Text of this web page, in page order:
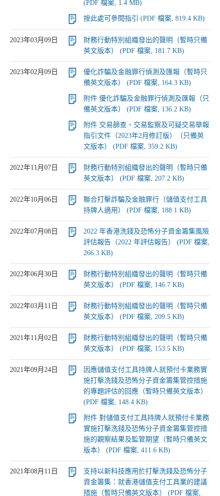
(PDF 檔案, 1.4 MB)
按此處可參閱指引 (PDF 檔案, 819.4 KB)
2023年03月09日
財務行動特別組織發出的聲明（暫時只備
英文版本） (PDF 檔案, 181.7 KB)
2023年02月09日
優化詐騙及金融罪行偵測及匯報（暫時只
備英文版本） (PDF 檔案, 164.3 KB)
附件 優化詐騙及金融罪行偵測及匯報（只
備英文版本） (PDF 檔案, 136.2 KB)
附件 交易篩查、交易監察及可疑交易舉報
指引文件（2023年2月修訂版）（只備英
文版本） (PDF 檔案, 359.2 KB)
2022年11月07日
財務行動特別組織發出的聲明（暫時只備
英文版本） (PDF 檔案, 207.2 KB)
2022年10月06日
聯合打擊詐騙及金融罪行（儲值支付工具
持牌人適用） (PDF 檔案, 188.1 KB)
2022年07月08日
2022 年香港洗錢及恐怖分子資金籌集風險
評估報告（2022 年評估報告） (PDF 檔案,
266.3 KB)
2022年06月30日
財務行動特別組織發出的聲明（暫時只備
英文版本） (PDF 檔案, 146.7 KB)
2022年03月11日
財務行動特別組織發出的聲明（暫時只備
英文版本） (PDF 檔案, 209.5 KB)
2021年11月02日
財務行動特別組織發出的聲明（暫時只備
英文版本） (PDF 檔案, 153.5 KB)
2021年09月24日
因應儲值支付工具持牌人就預付卡業務實
施打擊洗錢及恐怖分子資金籌集管控措施
的專題評估的回應（暫時只備英文版本）
(PDF 檔案, 148.4 KB)
附件 對儲值支付工具持牌人就預付卡業務
實施打擊洗錢及恐怖分子資金籌集管控措
施的觀察結果及監管期望（暫時只備英文
版本） (PDF 檔案, 411.6 KB)
2021年08月11日
支持以新科技應用於打擊洗錢及恐怖分子
資金籌集：就香港儲值支付工具業的建議
措施（暫時只備英文版本） (PDF 檔案,